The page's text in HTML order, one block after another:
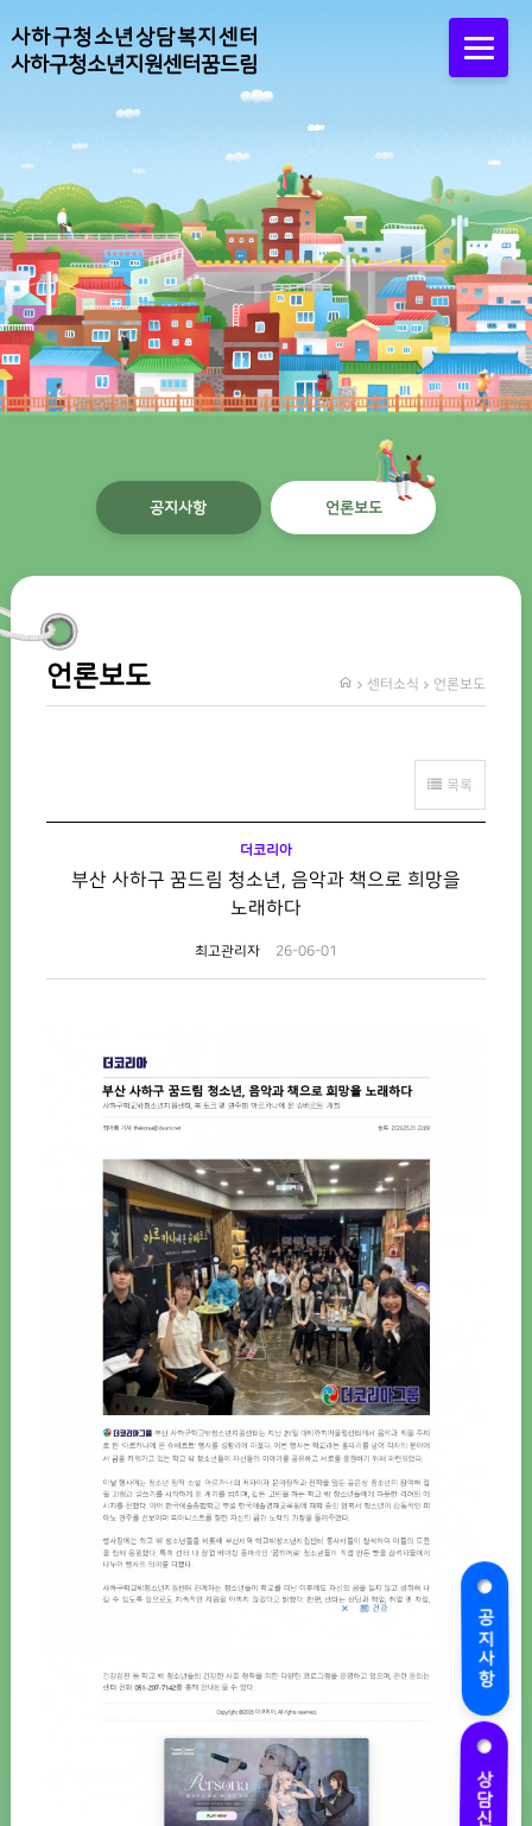
사하구청소년상담복지센터
사하구청소년지원센터꿈드림
공지사항
상담신청
공지사항 언론보도
언론보도 센터소식 언론보도
목록
더코리아
부산 사하구 꿈드림 청소년, 음악과 책으로 희망을
노래하다
최고관리자 26-06-01